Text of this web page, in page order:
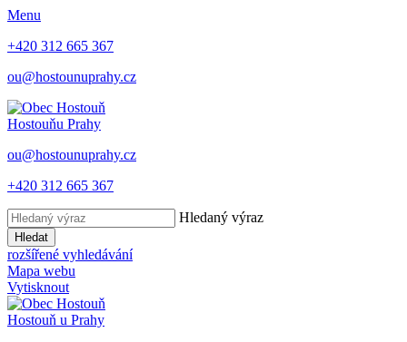
Menu
+420 312 665 367
ou@hostounuprahy.cz
Hostouňu Prahy
ou@hostounuprahy.cz
+420 312 665 367
Hledaný výraz
Hledat
rozšířené vyhledávání
Mapa webu
Vytisknout
Hostouň u Prahy